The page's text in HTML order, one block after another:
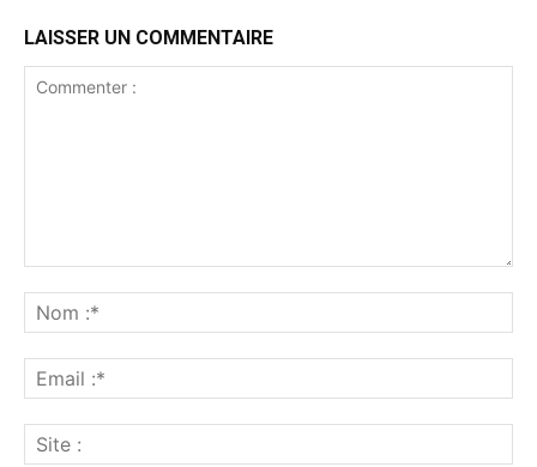
LAISSER UN COMMENTAIRE